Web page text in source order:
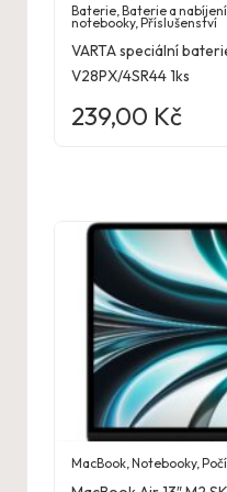
Baterie ,Baterie a nabíjení
notebooky,Příslušenství
VARTA speciální
V28PX/4SR44 1ks
239,00 Kč
MacBook ,Notebooky,